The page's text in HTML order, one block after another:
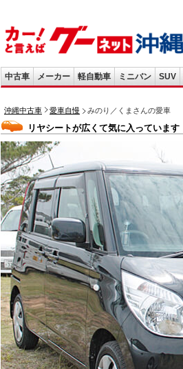
中古車 メーカー 軽自動車 ミニバン SUV
沖縄中古車 愛車自慢 みのり／くまさんの愛車
リヤシートが広くて気に入っています